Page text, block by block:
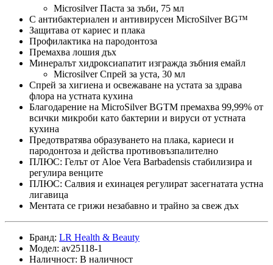
Microsilver Паста за зъби, 75 мл
С антибактериален и антивирусен MicroSilver BG™
Защитава от кариес и плака
Профилактика на пародонтоза
Премахва лошия дъх
Минералът хидроксиапатит изгражда зъбния емайл
Microsilver Спрей за уста, 30 мл
Спрей за хигиена и освежаване на устата за здрава
флора на устната кухина
Благодарение на MicroSilver BGTM премахва 99,99% от
всички микроби като бактерии и вируси от устната
кухина
Предотвратява образуването на плака, кариеси и
пародонтоза и действа противовъзпалително
ПЛЮС: Гелът от Aloe Vera Barbadensis стабилизира и
регулира венците
ПЛЮС: Салвия и ехинацея регулират засегнатата устна
лигавица
Ментата се грижи незабавно и трайно за свеж дъх
Бранд: LR Health & Beauty
Модел: av25118-1
Наличност: В наличност